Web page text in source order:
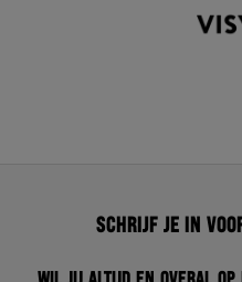
Schrijf je in